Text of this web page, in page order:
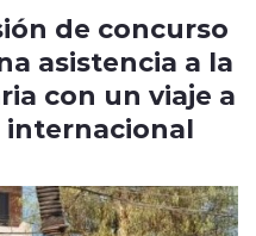
de concurso
asistencia a la
con un viaje a
internacional